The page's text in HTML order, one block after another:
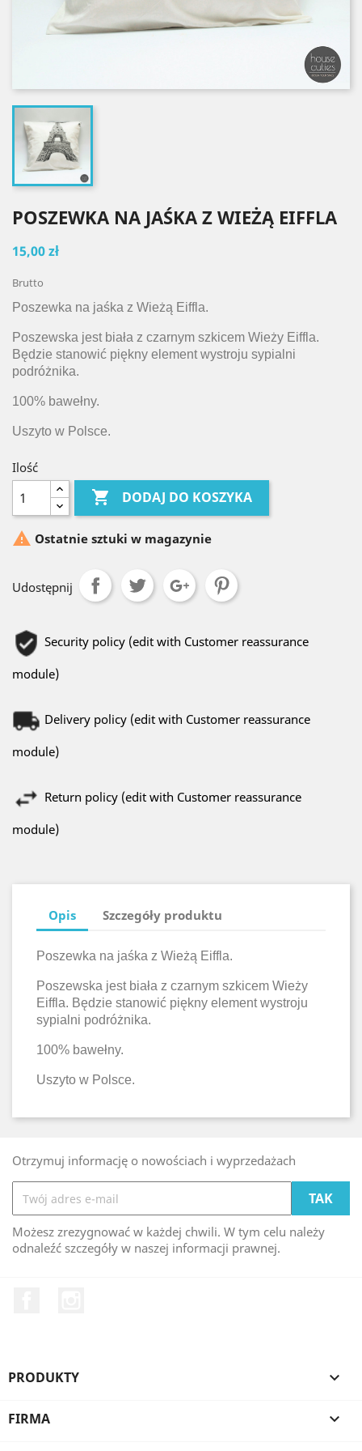
POSZEWKA NA JAŚKA Z WIEŻĄ EIFFLA
15,00 zł
Brutto
Poszewka na jaśka z Wieżą Eiffla.
Poszewska jest biała z czarnym szkicem Wieży Eiffla.
Będzie stanowić piękny element wystroju sypialni
podróżnika.
100% bawełny.
Uszyto w Polsce.
Ilość
 DODAJ DO KOSZYKA
 Ostatnie sztuki w magazynie
Udostępnij
Security policy (edit with Customer reassurance
module)
Delivery policy (edit with Customer reassurance
module)
Return policy (edit with Customer reassurance
module)
Opis Szczegóły produktu
Poszewka na jaśka z Wieżą Eiffla.
Poszewska jest biała z czarnym szkicem Wieży
Eiffla. Będzie stanowić piękny element wystroju
sypialni podróżnika.
100% bawełny.
Uszyto w Polsce.
Otrzymuj informację o nowościach i wyprzedażach
Możesz zrezygnować w każdej chwili. W tym celu należy
odnaleźć szczegóły w naszej informacji prawnej.
PRODUKTY 
FIRMA 